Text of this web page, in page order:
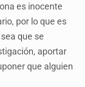
es inocente
por lo que es
que se
aportar
que alguien